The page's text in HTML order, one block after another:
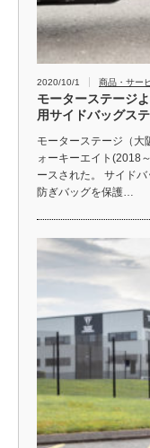
2020/10/1 商品・サー
モーターステージ
用サイドバッグス
モーターステージ（大
ォーキーエイト(2018
ースされた。 サイド
防ぎバッグを保護…